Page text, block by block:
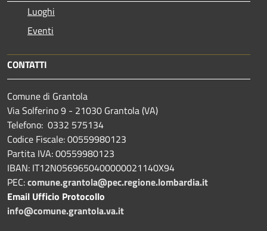
Luoghi
Eventi
CONTATTI
Comune di Grantola
Via Solferino 9 - 21030 Grantola (VA)
Telefono: 0332 575134
Codice Fiscale: 00559980123
Partita IVA: 00559980123
IBAN: IT12N0569650400000021140X94
PEC:comune.grantola@pec.regione.lombardia.it
Email Ufficio Protocollo
info@comune.grantola.va.it